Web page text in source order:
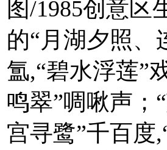
图/1985创意区
的“月湖夕照、
氲,“碧水浮莲”
鸣翠”啁啾声；
宫寻鹭”千百度